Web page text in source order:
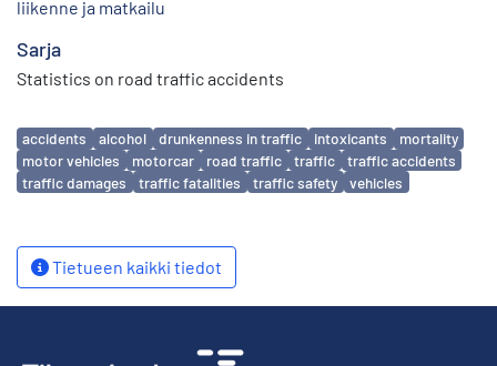
liikenne ja matkailu
Sarja
Statistics on road traffic accidents
Avainsanat
accidents alcohol drunkenness in traffic intoxicants
mortality
motor vehicles
motorcar road traffic traffic
traffic accidents
traffic damages
traffic fatalities traffic safety vehicles
Tietueen kaikki tiedot